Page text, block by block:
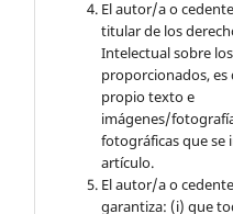
El autor/a o
titular de los
Intelectual sobre
proporcionados, es
propio texto e
imágenes/
fotográficas que se
artículo.
El autor/a o
garantiza: (i) que